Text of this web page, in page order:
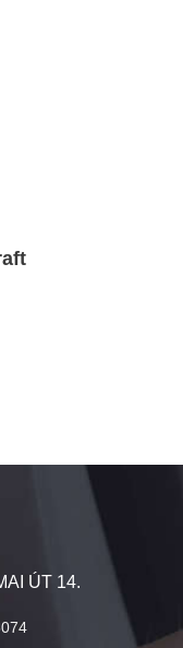
ÚT 14.